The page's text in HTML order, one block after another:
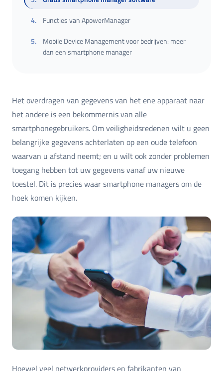
4.
Functies van ApowerManager
5.
Mobile Device Management voor bedrijven: meer
dan een smartphone manager
Het overdragen van gegevens van het ene apparaat naar
het andere is een bekommernis van alle
smartphonegebruikers. Om veiligheidsredenen wilt u geen
belangrijke gegevens achterlaten op een oude telefoon
waarvan u afstand neemt; en u wilt ook zonder problemen
toegang hebben tot uw gegevens vanaf uw nieuwe
toestel. Dit is precies waar smartphone managers om de
hoek komen kijken.
Hoewel veel netwerkproviders en fabrikanten van